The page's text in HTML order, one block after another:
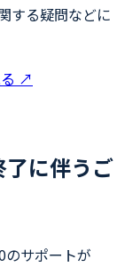
する疑問などに
↗
に伴うご
サポートが